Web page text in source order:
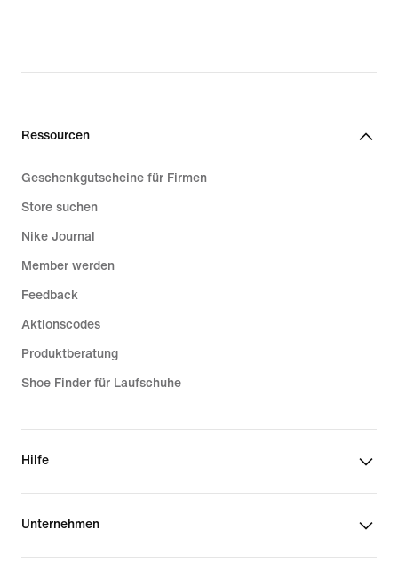
Ressourcen
Geschenkgutscheine für Firmen
Store suchen
Nike Journal
Member werden
Feedback
Aktionscodes
Produktberatung
Shoe Finder für Laufschuhe
Hilfe
Unternehmen